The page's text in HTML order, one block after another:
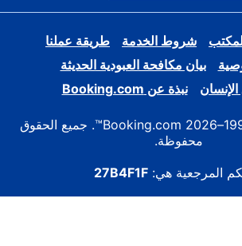
شروط الخدمة
طريقة عملنا
بيان مكافحة العبودية الحديثة
نبذة عن Booking.com
حقوق النشر © 1996–2026 Booking.com™. جميع الحقوق
محفوظة.
المرجعية هي: 27B4F1F